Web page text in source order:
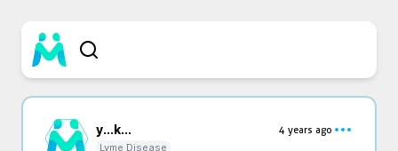
y...k...
4 years ago
Lyme Disease